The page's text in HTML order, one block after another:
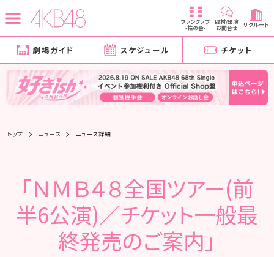
ファンクラブ
-柱の会-
取材/出演
お問合せ リクルート
劇場ガイド スケジュール チケット
トップ ニュース ニュース詳細
「ＮＭＢ４８全国ツアー(前
半6公演)／チケット一般最
終発売のご案内」